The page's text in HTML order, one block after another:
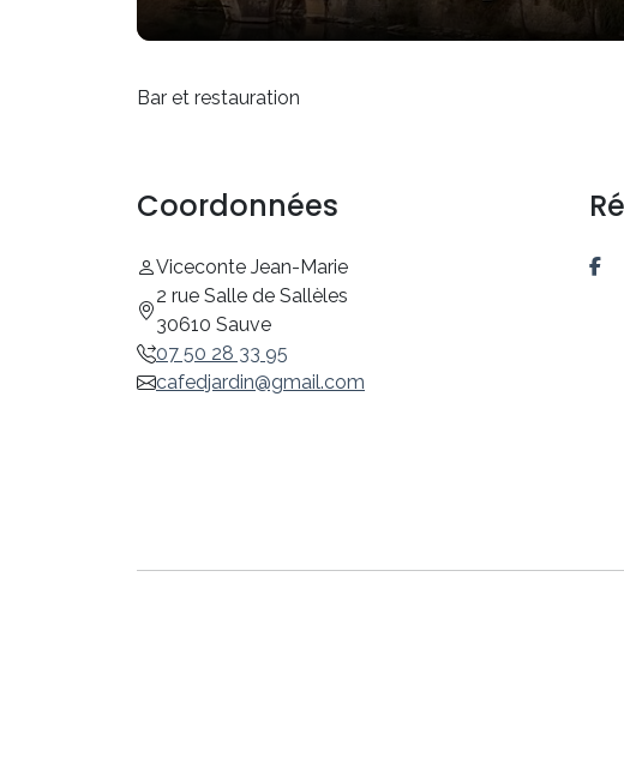
Bar et restauration
Coordonnées
Viceconte Jean-Marie
2 rue Salle de Sallèles
30610 Sauve
07 50 28 33 95
cafedjardin@gmail.com